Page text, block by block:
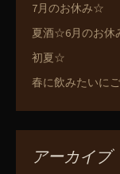
7月のお休み☆
夏酒☆6月のお
初夏☆
春に飲みたいに
アーカイブ